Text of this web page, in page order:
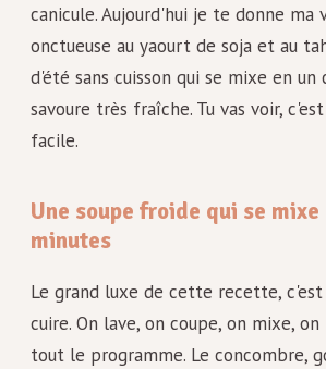
canicule. Aujourd'hui je te donne ma
onctueuse au yaourt de soja et au
d'été sans cuisson qui se mixe en
savoure très fraîche. Tu vas voir,
facile.
Une soupe froide qui se mixe
minutes
Le grand luxe de cette recette,
cuire. On lave, on coupe, on mixe,
tout le programme. Le concombre,